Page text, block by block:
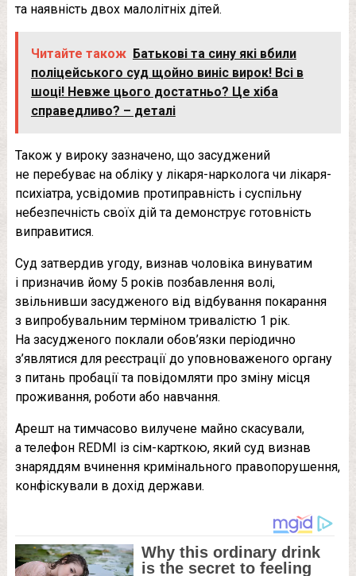
та наявність двох малолітніх дітей.
Читайте також Батькові та сину які вбили
поліцейськoго суд щойно виніс вирок! Всі в
шоці! Нeвжe цього достатньо? Це хіба
спрaвeдливо? – деталi
Також у вироку зазначено, що засуджений
не перебуває на обліку у лікаря-нарколога чи лікаря-
психіатра, усвідомив протиправність і суспільну
небезпечність своїх дій та демонструє готовність
виправитися.
Суд затвердив угоду, визнав чоловіка винуватим
і призначив йому 5 років позбавлення волі,
звільнивши засудженого від відбування покарання
з випробувальним терміном тривалістю 1 рік.
На засудженого поклали обов’язки періодично
з’являтися для реєстрації до уповноваженого органу
з питань пробації та повідомляти про зміну місця
проживання, роботи або навчання.
Арешт на тимчасово вилучене майно скасували,
а телефон REDMI із сім-карткою, який суд визнав
знаряддям вчинення кримінального правопорушення,
конфіскували в дохід держави.